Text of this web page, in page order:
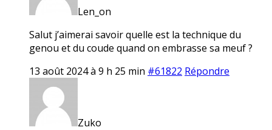
Len_on
Salut j’aimerai savoir quelle est la technique du
genou et du coude quand on embrasse sa meuf ?
13 août 2024 à 9 h 25 min #61822 Répondre
Zuko